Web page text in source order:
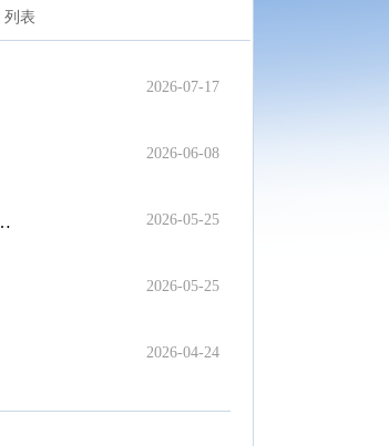
列表
2026-07-17
2026-06-08
2026-05-25
2026-05-25
2026-04-24